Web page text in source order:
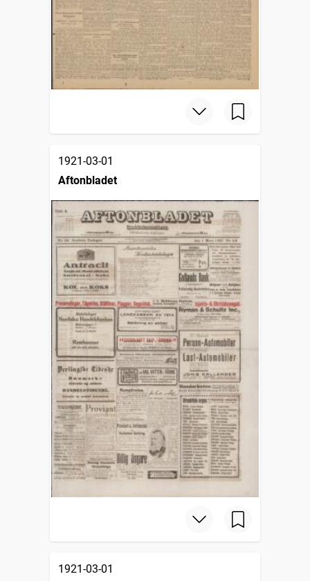
1921-03-01
Aftonbladet
1921-03-01